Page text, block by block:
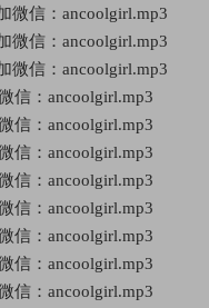
信：ancoolgirl.mp3
信：ancoolgirl.mp3
信：ancoolgirl.mp3
：ancoolgirl.mp3
：ancoolgirl.mp3
：ancoolgirl.mp3
：ancoolgirl.mp3
：ancoolgirl.mp3
：ancoolgirl.mp3
：ancoolgirl.mp3
：ancoolgirl.mp3